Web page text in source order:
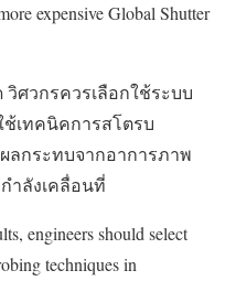
expensive Global Shutter
ศวกรควรเลือกใช้ระบบ
เทคนิคการสโตรบ
ลกระทบจากอาการภาพ
ำลังเคลื่อนที่
engineers should select
techniques in